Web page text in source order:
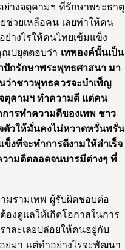
างจตุคามฯ ที่รักษาพระธาตุ
วยเหลือคน เลยทำให้คน
างไรให้คนไทยเข้มแข็ง
ณปยุตตอบว่า เทพองค์นั้นเป็น
กรักษาพระพุทธศาสนา มา
ว่าชาวพุทธควรจะบำเพ็ญ
ตุคามฯ ทำความดี แต่คน
ารทำความดีของเทพ ชาว
ตัวให้มั่นคงไม่หวาดหวั่นพรั่น
งที่จะทำการดีงามให้สำเร็จ
ามดีตลอดจนบารมีต่างๆ ที่
มรามเทพ ผู้รับผิดชอบต่อ
องดูแลให้เกิดโอกาสในการ
ละเลยปล่อยให้คนอยู่กับ
ยมา แต่ทำอย่างไรจะพัฒนา